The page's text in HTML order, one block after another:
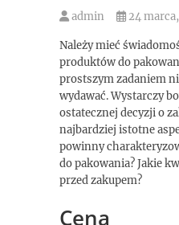
admin 24
Należy mieć
produktów do
prostszym zadaniem
wydawać. Wystarczy
ostatecznej decyzji o
najbardziej istotne
powinny
do pakowania? Jakie
przed zakupem?
Cena